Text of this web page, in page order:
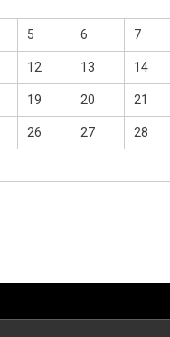
5 6 7
12 13 14
19 20 21
26 27 28